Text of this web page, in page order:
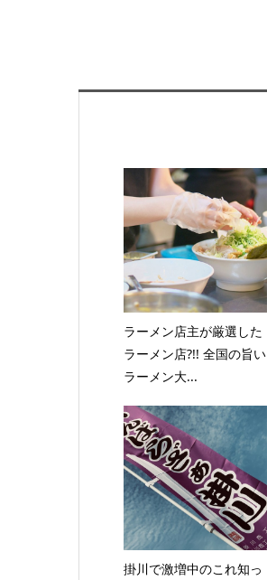
ラーメン店主が厳選した
ラーメン店?!! 全国の旨い
ラーメン大...
掛川で激増中のこれ知っ